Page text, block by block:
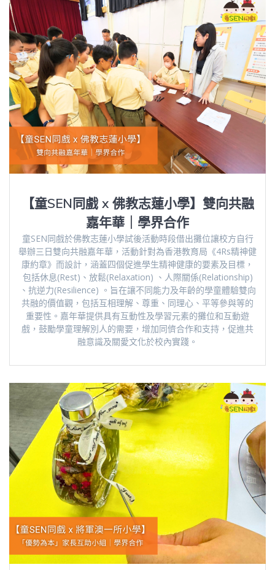
【童SEN同戲 x 佛教志蓮小學】雙向共融
嘉年華｜學界合作
童SEN同戲於佛教志蓮小學試後活動時段借出攤位讓校方自行
舉辦三日雙向共融嘉年華，活動針對為香港教育局《4Rs精神健
康約章》而設計，涵蓋四個促進學生精神健康的要素及目標，
包括休息(Rest)、放鬆(Relaxation) 、人際關係(Relationship)
、抗逆力(Resilience) 。旨在讓不同能力及年齡的學童體驗雙向
共融的價值觀，包括互相理解、尊重、同理心、平等參與等的
重要性。嘉年華提供具有互動性及學習元素的攤位和互動遊
戲，鼓勵學童理解別人的需要，增加同儕合作和支持，促進共
融意識及關愛文化於校內實踐。